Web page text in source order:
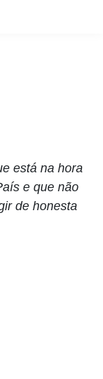
está na hora
e que não
de honesta